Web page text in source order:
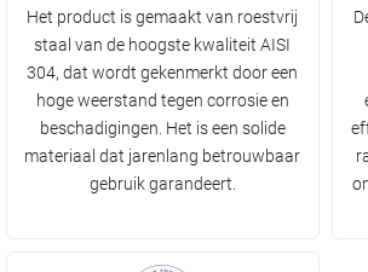
Het product is gemaakt van roestvrij
staal van de hoogste kwaliteit AISI
304, dat wordt gekenmerkt door een
hoge weerstand tegen corrosie en
beschadigingen. Het is een solide
materiaal dat jarenlang betrouwbaar
gebruik garandeert.